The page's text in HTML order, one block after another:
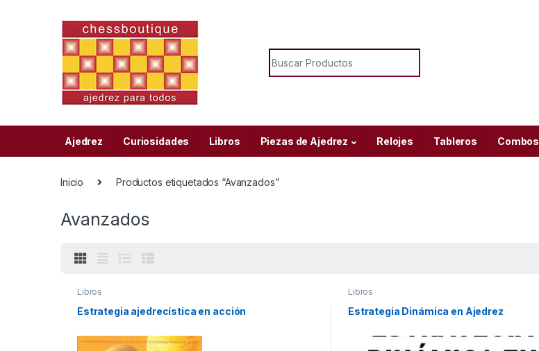
Search for:
Ajedrez Curiosidades Libros Piezas de Ajedrez Relojes Tableros Combos
Inicio Productos etiquetados “Avanzados”
Avanzados
Libros
Estrategia ajedrecística en acción
Libros
Estrategia Dinámica en Ajedrez